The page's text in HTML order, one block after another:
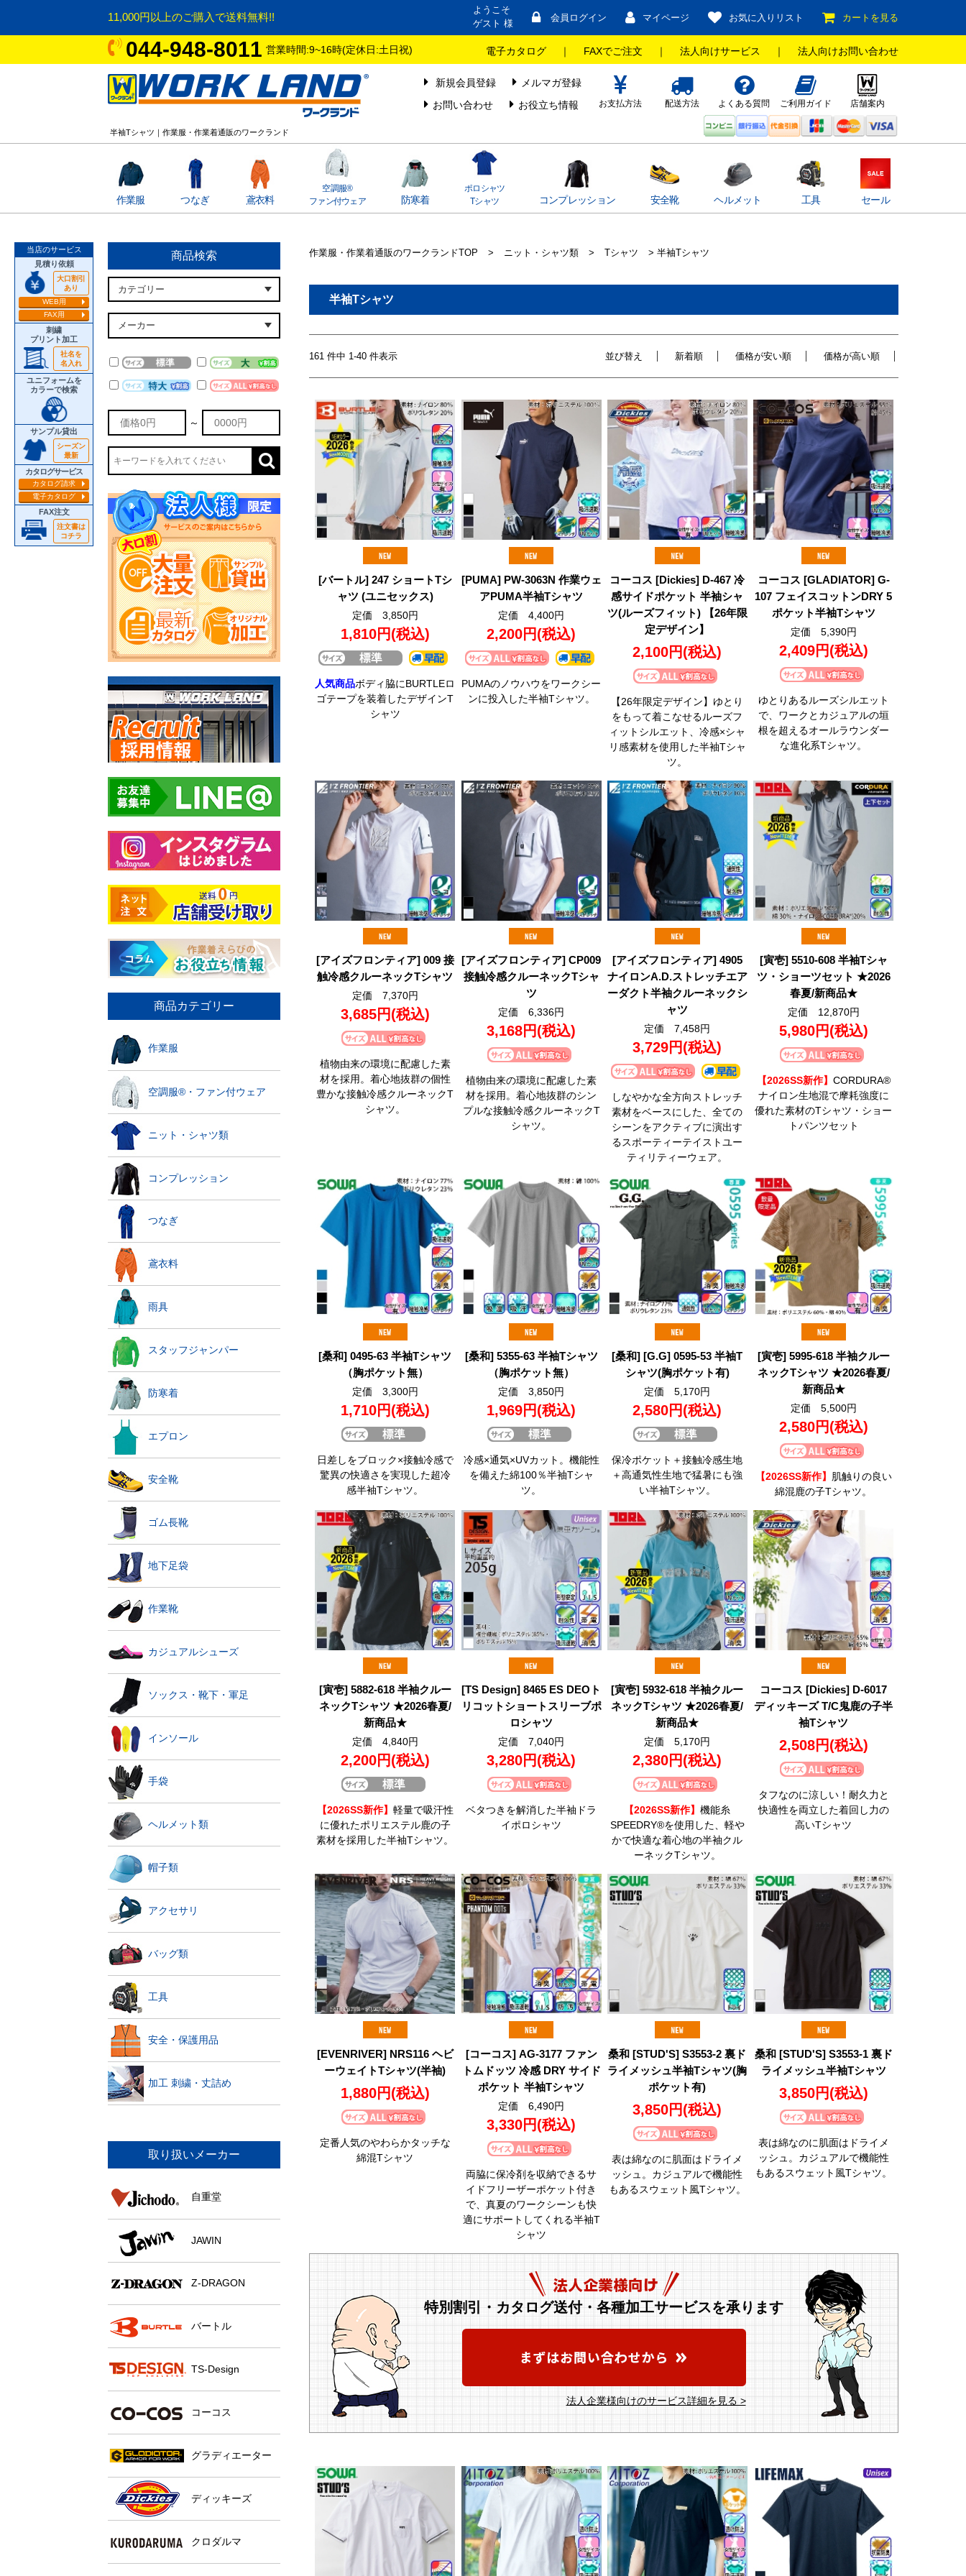
11,000円以上のご購入で送料無料!!
ようこそ
ゲスト 様
会員ログイン マイページ お気に入りリスト カートを見る
044-948-8011 営業時間:9~16時(定休日:土日祝) 電子カタログ ｜ FAXでご注文 ｜ 法人向けサービス ｜ 法人向けお問い合わせ
新規会員登録
メルマガ登録
お問い合わせ
お役立ち情報 お支払方法 配送方法 よくある質問 ご利用ガイド 店舗案内
半袖Tシャツ｜作業服・作業着通販のワークランド
作業服 つなぎ 鳶衣料
空調服®
ファン付ウェア
防寒着
ポロシャツ
Tシャツ
コンプレッション 安全靴 ヘルメット 工具 セール
当店のサービス
見積り依頼
大口割引
あり
WEB用
FAX用
刺繍
プリント加工
社名を
名入れ
ユニフォームを
カラーで検索
サンプル貸出
シーズン
最新
カタログサービス
カタログ請求
電子カタログ
FAX注文
注文書は
コチラ
商品検索
～
商品カテゴリー
作業服
空調服®・ファン付ウェア
ニット・シャツ類
コンプレッション
つなぎ
鳶衣料
雨具
スタッフジャンパー
防寒着
エプロン
安全靴
ゴム長靴
地下足袋
作業靴
カジュアルシューズ
ソックス・靴下・軍足
インソール
手袋
ヘルメット類
帽子類
アクセサリ
バッグ類
工具
安全・保護用品
加工 刺繍・丈詰め
取り扱いメーカー
自重堂
JAWIN
Z-DRAGON
バートル
TS-Design
コーコス
グラディエーター
ディッキーズ
クロダルマ
作業服・作業着通販のワークランドTOP > ニット・シャツ類 > Tシャツ > 半袖Tシャツ
半袖Tシャツ
161 件中 1-40 件表示 並び替え 新着順 価格が安い順 価格が高い順
[バートル] 247 ショートTシ
ャツ (ユニセックス)
定価 3,850円
1,810円(税込)
人気商品ボディ脇にBURTLEロ
ゴテープを装着したデザインT
シャツ
[PUMA] PW-3063N 作業ウェ
アPUMA半袖Tシャツ
定価 4,400円
2,200円(税込)
PUMAのノウハウをワークシー
ンに投入した半袖Tシャツ。
コーコス [Dickies] D-467 冷
感サイドポケット 半袖シャ
ツ(ルーズフィット) 【26年限
定デザイン】
2,100円(税込)
【26年限定デザイン】ゆとり
をもって着こなせるルーズフ
ィットシルエット、冷感×シャ
リ感素材を使用した半袖Tシャ
ツ。
コーコス [GLADIATOR] G-
107 フェイスコットンDRY 5
ポケット半袖Tシャツ
定価 5,390円
2,409円(税込)
ゆとりあるルーズシルエット
で、ワークとカジュアルの垣
根を超えるオールラウンダー
な進化系Tシャツ。
[アイズフロンティア] 009 接
触冷感クルーネックTシャツ
定価 7,370円
3,685円(税込)
植物由来の環境に配慮した素
材を採用。着心地抜群の個性
豊かな接触冷感クルーネックT
シャツ。
[アイズフロンティア] CP009
接触冷感クルーネックTシャ
ツ
定価 6,336円
3,168円(税込)
植物由来の環境に配慮した素
材を採用。着心地抜群のシン
プルな接触冷感クルーネックT
シャツ。
[アイズフロンティア] 4905
ナイロンA.D.ストレッチエア
ーダクト半袖クルーネックシ
ャツ
定価 7,458円
3,729円(税込)
しなやかな全方向ストレッチ
素材をベースにした、全ての
シーンをアクティブに演出す
るスポーティーテイストユー
ティリティーウェア。
[寅壱] 5510-608 半袖Tシャ
ツ・ショーツセット ★2026
春夏/新商品★
定価 12,870円
5,980円(税込)
【2026SS新作】 CORDURA®
ナイロン生地混で摩耗強度に
優れた素材のTシャツ・ショー
トパンツセット
[桑和] 0495-63 半袖Tシャツ
（胸ポケット無）
定価 3,300円
1,710円(税込)
日差しをブロック×接触冷感で
驚異の快適さを実現した超冷
感半袖Tシャツ。
[桑和] 5355-63 半袖Tシャツ
（胸ポケット無）
定価 3,850円
1,969円(税込)
冷感×通気×UVカット。機能性
を備えた綿100％半袖Tシャ
ツ。
[桑和] [G.G] 0595-53 半袖T
シャツ(胸ポケット有)
定価 5,170円
2,580円(税込)
保冷ポケット＋接触冷感生地
＋高通気性生地で猛暑にも強
い半袖Tシャツ。
[寅壱] 5995-618 半袖クルー
ネックTシャツ ★2026春夏/
新商品★
定価 5,500円
2,580円(税込)
【2026SS新作】 肌触りの良い
綿混鹿の子Tシャツ。
[寅壱] 5882-618 半袖クルー
ネックTシャツ ★2026春夏/
新商品★
定価 4,840円
2,200円(税込)
【2026SS新作】 軽量で吸汗性
に優れたポリエステル鹿の子
素材を採用した半袖Tシャツ。
[TS Design] 8465 ES DEOト
リコットショートスリーブポ
ロシャツ
定価 7,040円
3,280円(税込)
ベタつきを解消した半袖ドラ
イポロシャツ
[寅壱] 5932-618 半袖クルー
ネックTシャツ ★2026春夏/
新商品★
定価 5,170円
2,380円(税込)
【2026SS新作】機能糸
SPEEDRY®を使用した、軽や
かで快適な着心地の半袖クル
ーネックTシャツ。
コーコス [Dickies] D-6017
ディッキーズ T/C鬼鹿の子半
袖Tシャツ
2,508円(税込)
タフなのに涼しい！耐久力と
快適性を両立した着回し力の
高いTシャツ
[EVENRIVER] NRS116 ヘビ
ーウェイトTシャツ(半袖)
1,880円(税込)
定番人気のやわらかタッチな
綿混Tシャツ
[コーコス] AG-3177 ファン
トムドッツ 冷感 DRY サイド
ポケット 半袖Tシャツ
定価 6,490円
3,330円(税込)
両脇に保冷剤を収納できるサ
イドフリーザーポケット付き
で、真夏のワークシーンも快
適にサポートしてくれる半袖T
シャツ
桑和 [STUD'S] S3553-2 裏ド
ライメッシュ半袖Tシャツ(胸
ポケット有)
3,850円(税込)
表は綿なのに肌面はドライメ
ッシュ。カジュアルで機能性
もあるスウェット風Tシャツ。
桑和 [STUD'S] S3553-1 裏ド
ライメッシュ半袖Tシャツ
3,850円(税込)
表は綿なのに肌面はドライメ
ッシュ。カジュアルで機能性
もあるスウェット風Tシャツ。
特別割引・カタログ送付・各種加工サービスを承ります
法人企業様向けのサービス詳細を見る >